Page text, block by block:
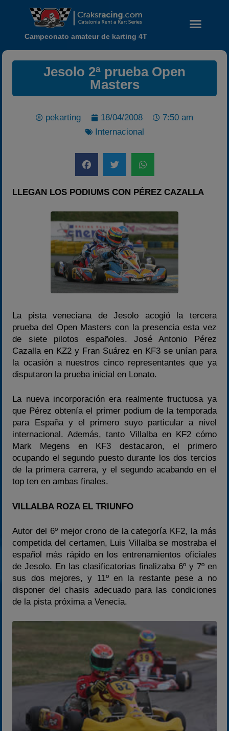
Noticias
Calendario
Temporadas anteriores
2020-2021
2023
2025
Estadísticas
Campeonato amateur de karting 4T
Jesolo 2ª prueba Open
Masters
pekarting 18/04/2008
7:50 am
Internacional
LLEGAN LOS PODIUMS CON PÉREZ CAZALLA
La pista veneciana de Jesolo acogió la tercera
prueba del Open Masters con la presencia esta vez
de siete pilotos españoles. José Antonio Pérez
Cazalla en KZ2 y Fran Suárez en KF3 se unían para
la ocasión a nuestros cinco representantes que ya
disputaron la prueba inicial en Lonato.
La nueva incorporación era realmente fructuosa ya
que Pérez obtenía el primer podium de la temporada
para España y el primero suyo particular a nivel
internacional. Además, tanto Villalba en KF2 cómo
Mark Megens en KF3 destacaron, el primero
ocupando el segundo puesto durante los dos tercios
de la primera carrera, y el segundo acabando en el
top ten en ambas finales.
VILLALBA ROZA EL TRIUNFO
Autor del 6º mejor crono de la categoría KF2, la más
competida del certamen, Luis Villalba se mostraba el
español más rápido en los entrenamientos oficiales
de Jesolo. En las clasificatorias finalizaba 6º y 7º en
sus dos mejores, y 11º en la restante pese a no
disponer del chasis adecuado para las condiciones
de la pista próxima a Venecia.